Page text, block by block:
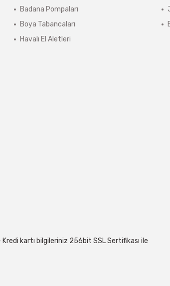
Badana Pompaları
Boya Tabancaları
Havalı El Aletleri
kartı bilgileriniz 256bit SSL Sertifikası ile